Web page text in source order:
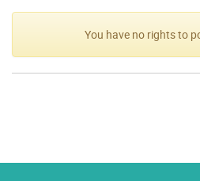
You have no rights to